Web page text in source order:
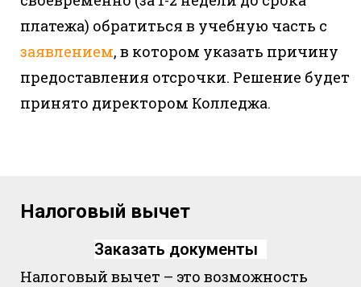
платежа) обратиться в учебную часть с
заявлением, в котором указать причину
предоставления отсрочки. Решение будет
принято директором Колледжа.
Налоговый вычет
Заказать документы
Налоговый вычет – это возможность